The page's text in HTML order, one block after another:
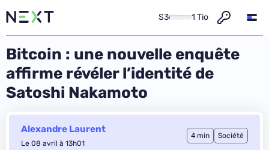
S3 1 Tio
Bitcoin : une nouvelle enquête
affirme révéler l’identité de
Satoshi Nakamoto
Alexandre Laurent
Le 08 avril à 13h01
4 min Société